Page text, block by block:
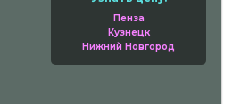
Пенза
Кузнецк
Нижний Новгород